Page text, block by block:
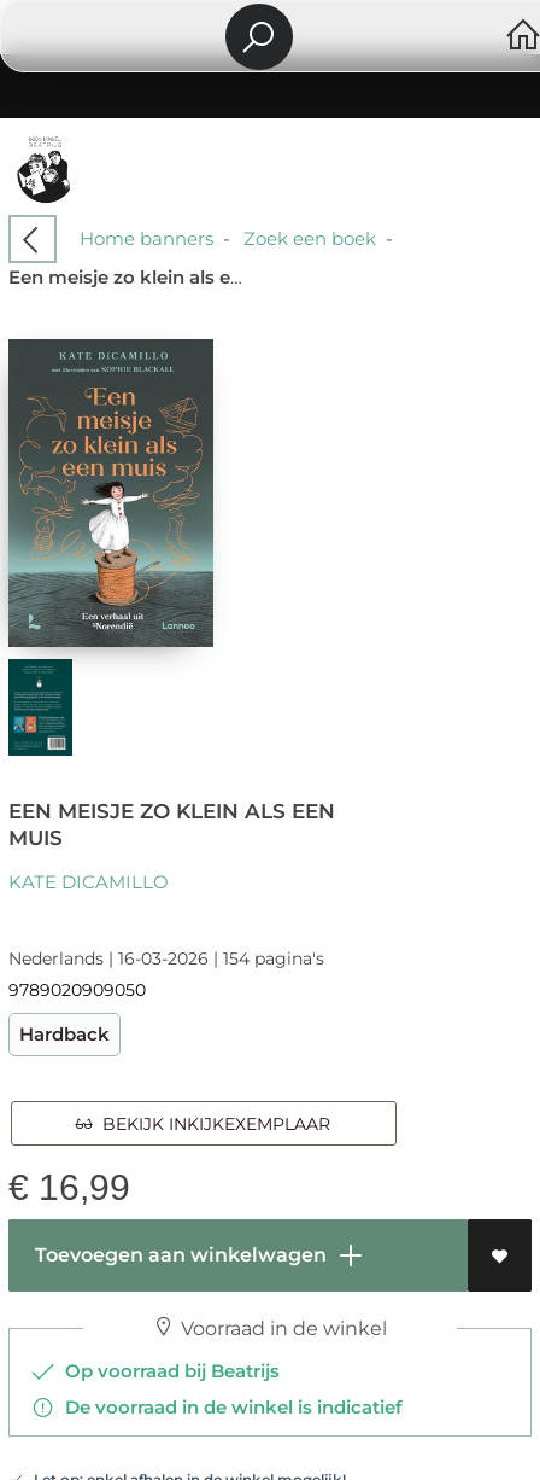
Home banners- Zoek een boek-
Een meisje zo klein als een muis
EEN MEISJE ZO KLEIN ALS EEN
MUIS
KATE DICAMILLO
Nederlands | 16-03-2026 | 154 pagina's
9789020909050
Hardback
BEKIJK INKIJKEXEMPLAAR
€ 16,99
Toevoegen aan winkelwagen
Voorraad in de winkel
Op voorraad bij Beatrijs
De voorraad in de winkel is indicatief